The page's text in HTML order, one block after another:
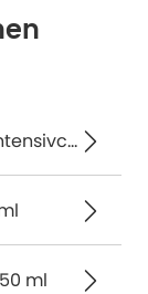
medipharma cosmetics Olivenöl Intensivcreme 50 ml
ml